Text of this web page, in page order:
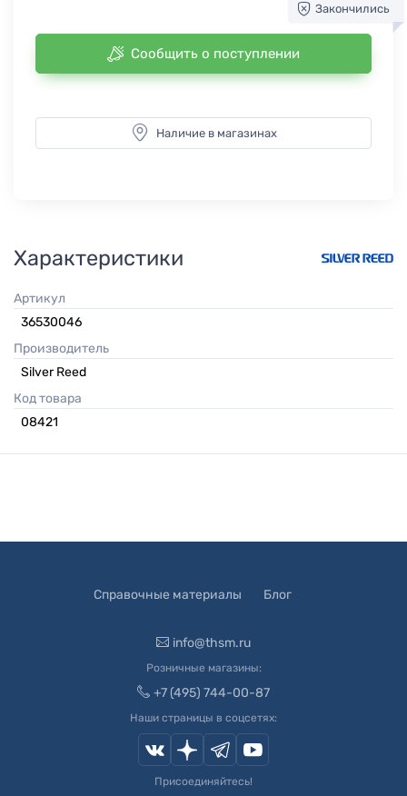
Закончились
Сообщить о поступлении
Наличие в магазинах
Характеристики
Артикул
36530046
Производитель
Silver Reed
Код товара
08421
Справочные материалы Блог
info@thsm.ru
Розничные магазины:
+7 (495) 744-00-87
Наши страницы в соцсетях:
Присоединяйтесь!